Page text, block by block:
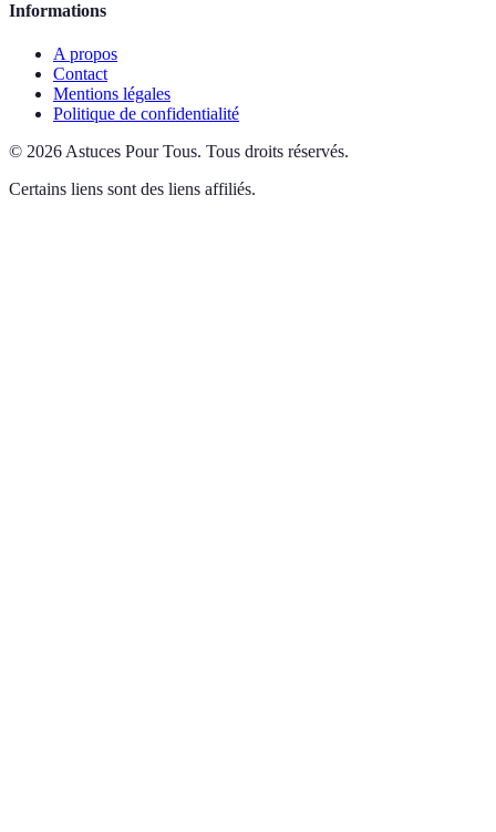
Informations
A propos
Contact
Mentions légales
Politique de confidentialité
© 2026Astuces Pour Tous. Tous droits réservés.
Certains liens sont des liens affiliés.